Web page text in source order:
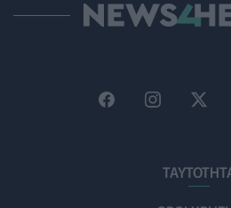
PET 07/08/2026 - 15:02
ΠΟΛΙΤΙΚΉ ΥΓΕΊΑΣ 07/08/2026 - 14:39
σοβαρής εγκεφαλικής κάκωσης